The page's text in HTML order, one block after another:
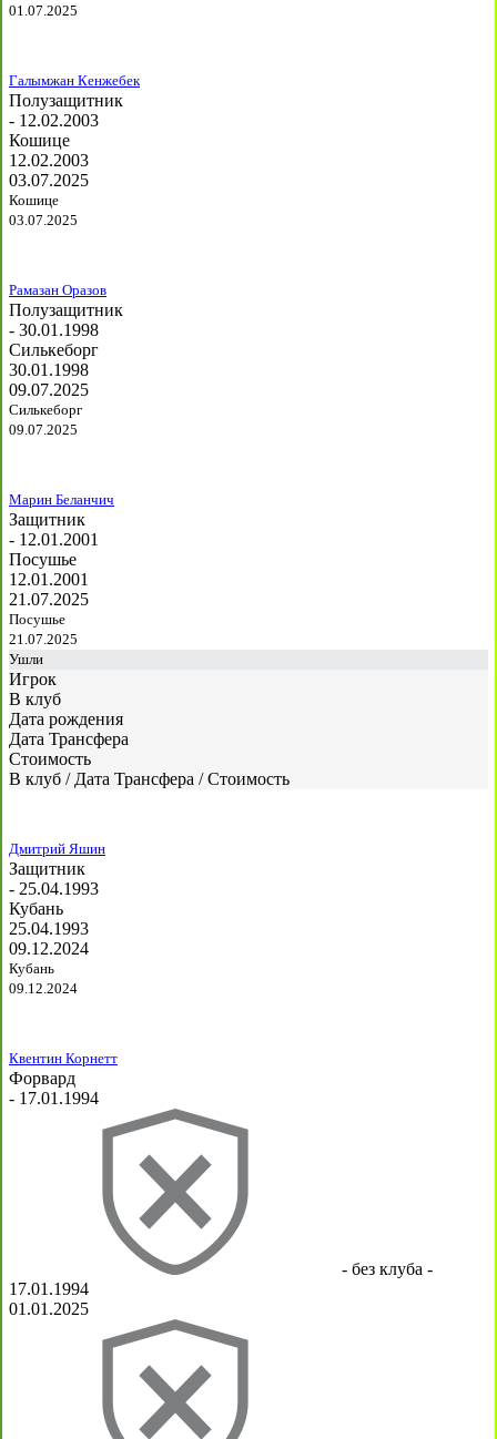
01.07.2025
Галымжан Кенжебек
Полузащитник
- 12.02.2003
Кошице
12.02.2003
03.07.2025
Кошице
03.07.2025
Рамазан Оразов
Полузащитник
- 30.01.1998
Силькеборг
30.01.1998
09.07.2025
Силькеборг
09.07.2025
Марин Беланчич
Защитник
- 12.01.2001
Посушье
12.01.2001
21.07.2025
Посушье
21.07.2025
Ушли
Игрок
В клуб
Дата рождения
Дата Трансфера
Стоимость
В клуб / Дата Трансфера / Стоимость
Дмитрий Яшин
Защитник
- 25.04.1993
Кубань
25.04.1993
09.12.2024
Кубань
09.12.2024
Квентин Корнетт
Форвард
- 17.01.1994
- без клуба -
17.01.1994
01.01.2025